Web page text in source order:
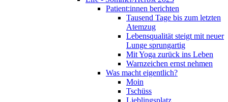
Patient:innen berichten
Tausend Tage bis zum letzten
Atemzug
Lebensqualität steigt mit neuer
Lunge sprungartig
Mit Yoga zurück ins Leben
Warnzeichen ernst nehmen
Was macht eigentlich?
Moin
Tschüss
Lieblingsplatz